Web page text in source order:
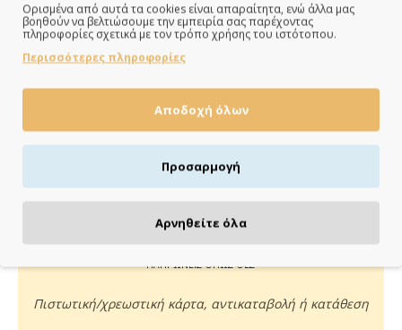
ΠΑΡΑΔΙΔΟΥΜΕ ΓΡΗΓΟΡΑ
ημέρες
ΠΛΗΡΩΝΕΙΣ ΟΠΩΣ ΘΕΣ
Πιστωτική/χρεωστική κάρτα, αντικαταβολή ή κατάθεση
Ορισμένα από αυτά τα cookies είναι απαραίτητα, ενώ άλλα μας
βοηθούν να βελτιώσουμε την εμπειρία σας παρέχοντας
πληροφορίες σχετικά με τον τρόπο χρήσης του ιστότοπου.
Περισσότερες πληροφορίες
Αποδοχή όλων
Προσαρμογή
Αρνηθείτε όλα